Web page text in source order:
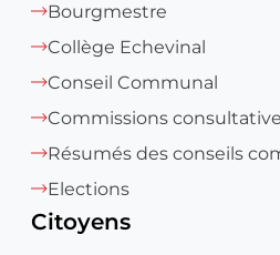
Bourgmestre
Collège Echevinal
Conseil Communal
Commissions
Résumés des conseils
Elections
Citoyens